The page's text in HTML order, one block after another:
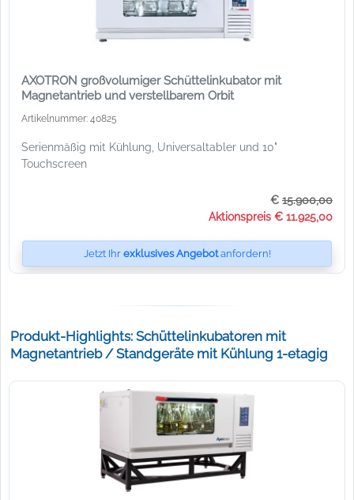
AXOTRON großvolumiger Schüttelinkubator mit
Magnetantrieb und verstellbarem Orbit
Artikelnummer: 40825
Serienmäßig mit Kühlung, Universaltabler und 10"
Touchscreen
€ 15.900,00
Aktionspreis € 11.925,00
Jetzt Ihr exklusives Angebotanfordern!
Produkt-Highlights: Schüttelinkubatoren mit
Magnetantrieb / Standgeräte mit Kühlung 1-etagig